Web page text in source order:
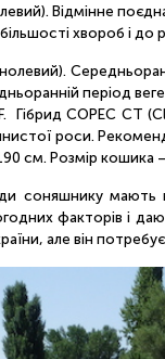
Відмінне
хвороб і
період
Гібрид COPEC СТ
роси.
см. Розмір кошика
соняшнику мають
факторів і
але він